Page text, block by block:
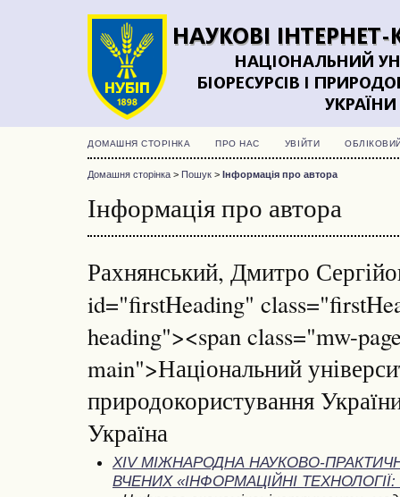
ДОМАШНЯ СТОРІНКА ПРО НАС УВІЙТИ
Домашня сторінка > Пошук > Інформація про автора
Інформація про автора
Рахнянський, Дмитро
id="firstHeading"
heading"><span class="mw-
main">Національний
природокористування
Україна
XIV МІЖНАРОДНА НАУКОВО-
ВЧЕНИХ «ІНФОРМАЦІЙНІ